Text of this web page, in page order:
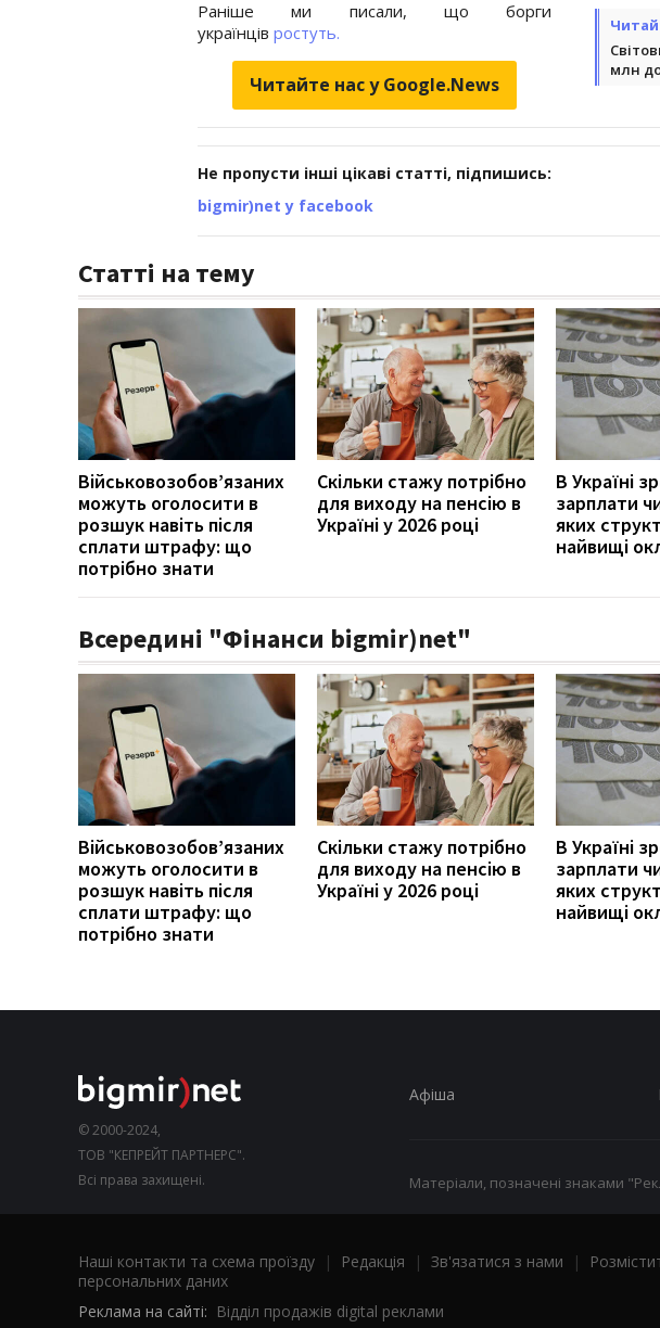
млн
Раніше ми писали, що борги
українців ростуть.
Читайте нас у Google.News
Не пропусти інші цікаві статті, підпишись:
bigmir)net у facebook
Статті на тему
Військовозобов’язаних
можуть оголосити в
розшук навіть після
сплати штрафу: що
потрібно знати
Скільки стажу потрібно
для виходу на пенсію в
Україні у 2026 році
В Україні
зарплати
яких
найвищі
Всередині "Фінанси bigmir)net"
Військовозобов’язаних
можуть оголосити в
розшук навіть після
сплати штрафу: що
потрібно знати
Скільки стажу потрібно
для виходу на пенсію в
Україні у 2026 році
В Україні
зарплати
яких
найвищі
© 2000-2024,
ТОВ "КЕПРЕЙТ ПАРТНЕРС".
Всі права захищені.
Афіша
Матеріали, позначені знаками
Наші контакти та схема проїзду | Редакція | Зв'язатися з нами |
персональних даних
Реклама на сайті: Відділ продажів digital реклами